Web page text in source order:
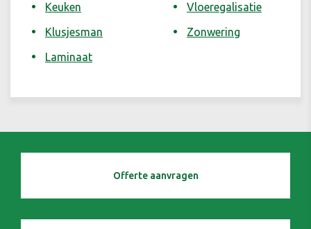
Keuken
Klusjesman
Laminaat
Vloeregalisatie
Zonwering
Offerte aanvragen